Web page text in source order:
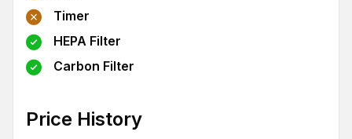
Timer
HEPA Filter
Carbon Filter
Price History